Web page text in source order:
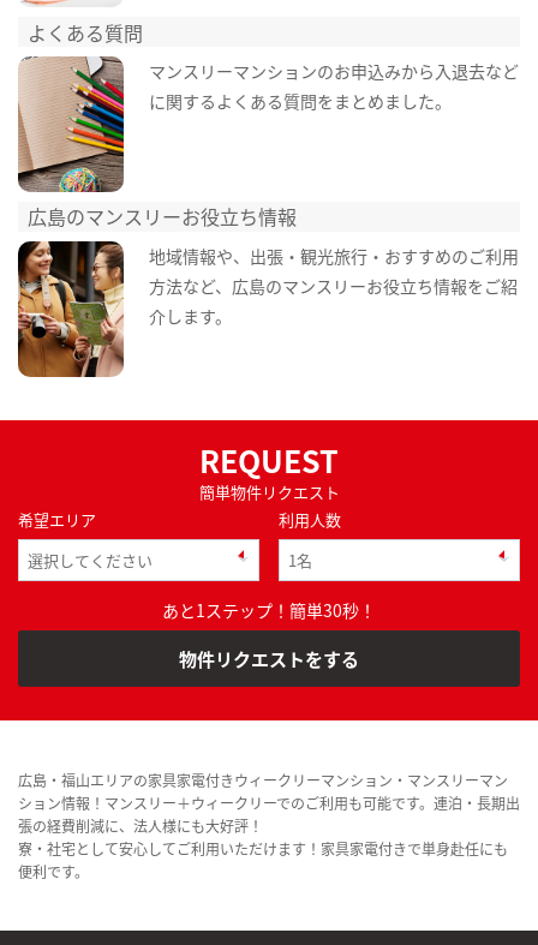
よくある質問
マンスリーマンションのお申込みから入退去など
に関するよくある質問をまとめました。
広島のマンスリーお役立ち情報
地域情報や、出張・観光旅行・おすすめのご利用
方法など、広島のマンスリーお役立ち情報をご紹
介します。
REQUEST
簡単物件リクエスト
希望エリア
利用人数
あと1ステップ！簡単30秒！
物件リクエストをする
広島・福山エリアの家具家電付きウィークリーマンション・マンスリーマン
ション情報！マンスリー＋ウィークリーでのご利用も可能です。連泊・長期出
張の経費削減に、法人様にも大好評！
寮・社宅として安心してご利用いただけます！家具家電付きで単身赴任にも
便利です。